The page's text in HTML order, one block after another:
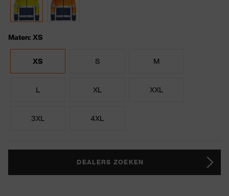
Maten: XS
XS S M
L XL XXL
3XL 4XL
DEALERS ZOEKEN